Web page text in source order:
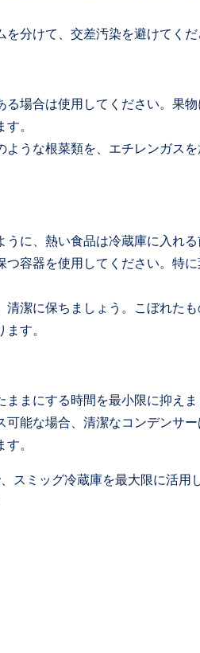
分けて、交差汚染を避けてく
場合は使用してください。果
。
うな根菜類を、エチレンガス
に、熱い食品は冷蔵庫に入れる
容器を使用してください。特
潔に保ちましょう。こぼれた
す。
ままにする時間を最小限に抑え
可能な場合、清潔なコンデンサ
。
スミッグ冷蔵庫を最大限に活